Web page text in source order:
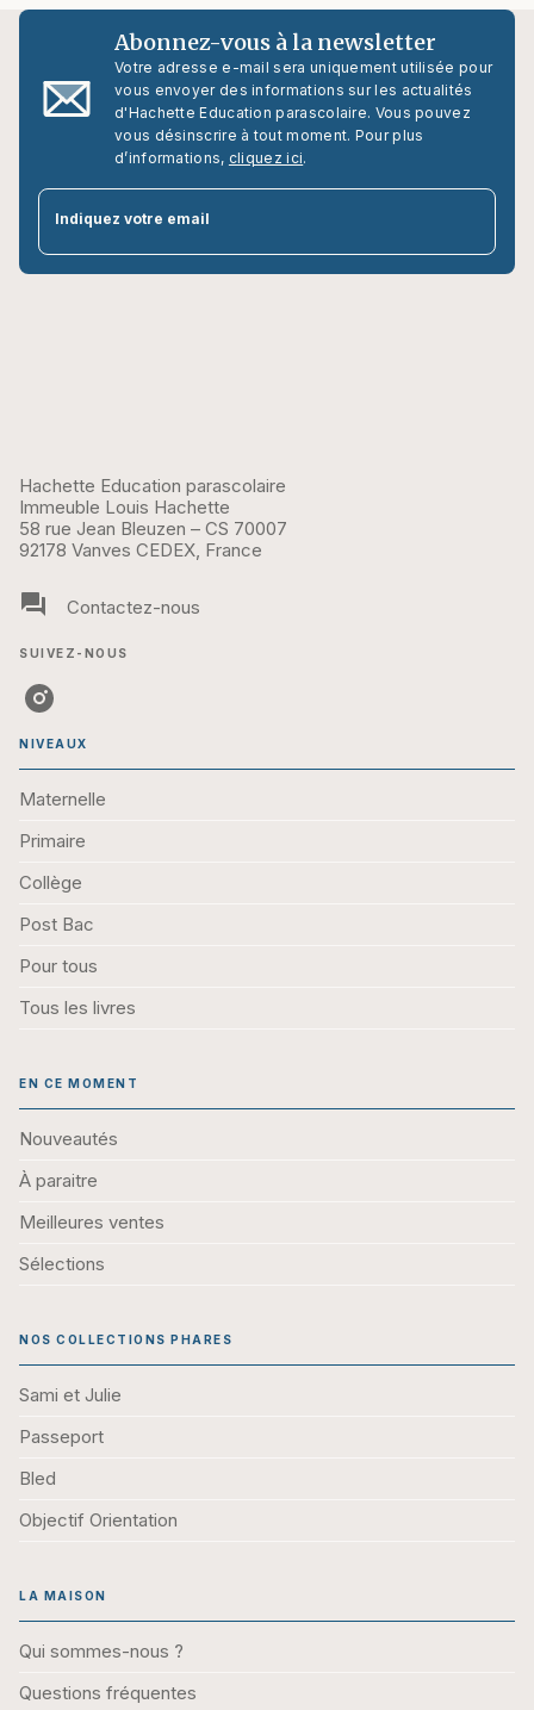
Abonnez-vous à la newsletter
Votre adresse e-mail sera uniquement utilisée pour
vous envoyer des informations sur les actualités
d'Hachette Education parascolaire. Vous pouvez
vous désinscrire à tout moment. Pour plus
d’informations, cliquez ici.
Indiquez votre email
Hachette Education parascolaire
Immeuble Louis Hachette
58 rue Jean Bleuzen – CS 70007
92178 Vanves CEDEX, France
question_answer Contactez-nous
SUIVEZ-NOUS
NIVEAUX
Maternelle
Primaire
Collège
Post Bac
Pour tous
Tous les livres
EN CE MOMENT
Nouveautés
À paraitre
Meilleures ventes
Sélections
NOS COLLECTIONS PHARES
Sami et Julie
Passeport
Bled
Objectif Orientation
LA MAISON
Qui sommes-nous ?
Questions fréquentes